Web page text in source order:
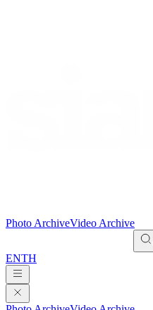
Photo ArchiveVideo Archive
ENTH